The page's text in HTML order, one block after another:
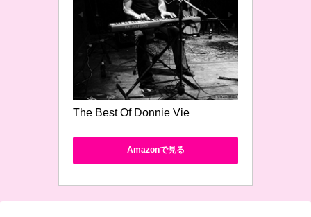
The Best Of Donnie Vie
Amazonで見る